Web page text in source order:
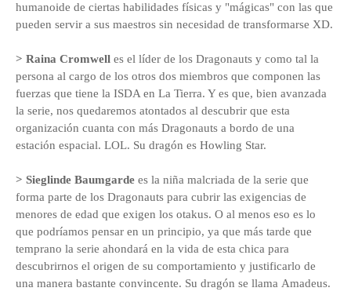
humanoide de ciertas habilidades físicas y "mágicas" con las que
pueden servir a sus maestros sin necesidad de transformarse XD.
> Raina Cromwell es el líder de los Dragonauts y como tal la
persona al cargo de los otros dos miembros que componen las
fuerzas que tiene la ISDA en La Tierra. Y es que, bien avanzada
la serie, nos quedaremos atontados al descubrir que esta
organización cuanta con más Dragonauts a bordo de una
estación espacial. LOL. Su dragón es Howling Star.
> Sieglinde Baumgarde es la niña malcriada de la serie que
forma parte de los Dragonauts para cubrir las exigencias de
menores de edad que exigen los otakus. O al menos eso es lo
que podríamos pensar en un principio, ya que más tarde que
temprano la serie ahondará en la vida de esta chica para
descubrirnos el origen de su comportamiento y justificarlo de
una manera bastante convincente. Su dragón se llama Amadeus.